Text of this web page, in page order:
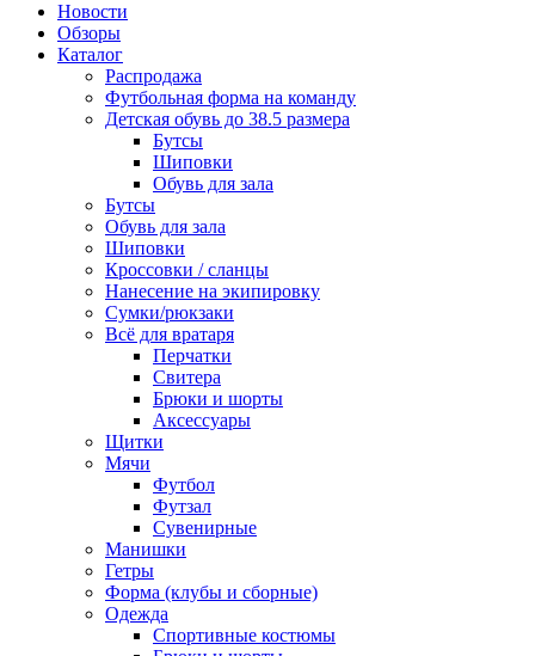
Новости
Обзоры
Каталог
Распродажа
Футбольная форма на команду
Детская обувь до 38.5 размера
Бутсы
Шиповки
Обувь для зала
Бутсы
Обувь для зала
Шиповки
Кроссовки / сланцы
Нанесение на экипировку
Сумки/рюкзаки
Всё для вратаря
Перчатки
Cвитера
Брюки и шорты
Аксессуары
Щитки
Мячи
Футбол
Футзал
Сувенирные
Манишки
Гетры
Форма (клубы и сборные)
Одежда
Спортивные костюмы